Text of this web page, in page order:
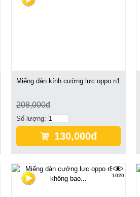
Miếng dán kính cường lực oppo n1
208,000đ
Số lượng:
130,000đ
1020